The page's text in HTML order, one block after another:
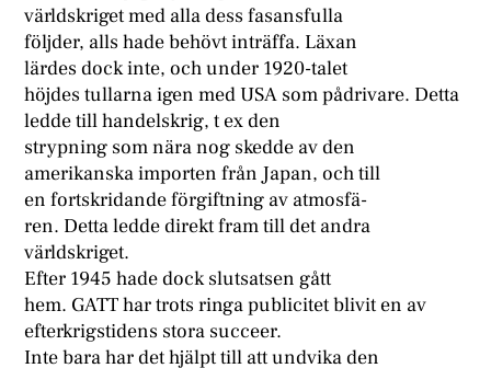
världskriget med alla dess fasansfulla
följder, alls hade behövt inträffa. Läxan
lärdes dock inte, och under 1920-talet
höjdes tullarna igen med USA som pådrivare. Detta
ledde till handelskrig, t ex den
strypning som nära nog skedde av den
amerikanska importen från Japan, och till
en fortskridande förgiftning av atmosfä-
ren. Detta ledde direkt fram till det andra
världskriget.
Efter 1945 hade dock slutsatsen gått
hem. GATT har trots ringa publicitet blivit en av
efterkrigstidens stora succeer.
Inte bara har det hjälpt till att undvika den